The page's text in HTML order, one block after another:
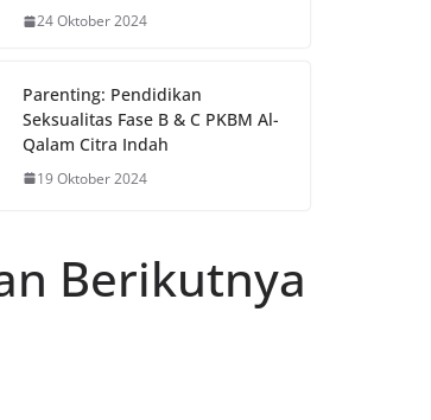
24 Oktober 2024
Parenting: Pendidikan
Seksualitas Fase B & C PKBM Al-
Qalam Citra Indah
19 Oktober 2024
Berikutnya